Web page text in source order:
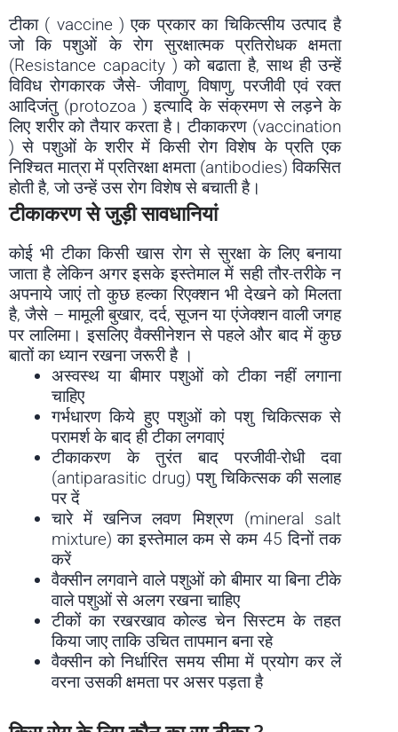
टीका ( vaccine ) एक प्रकार का चिकित्सीय उत्पाद है
जो कि पशुओं के रोग सुरक्षात्मक प्रतिरोधक क्षमता
(Resistance capacity ) को बढाता है, साथ ही उन्हें
विविध रोगकारक जैसे- जीवाणु, विषाणु, परजीवी एवं रक्त
आदिजंतु (protozoa ) इत्यादि के संक्रमण से लड़ने के
लिए शरीर को तैयार करता है। टीकाकरण (vaccination
) से पशुओं के शरीर में किसी रोग विशेष के प्रति एक
निश्चित मात्रा में प्रतिरक्षा क्षमता (antibodies) विकसित
होती है, जो उन्हें उस रोग विशेष से बचाती है।
टीकाकरण से जुड़ी सावधानियां
कोई भी टीका किसी खास रोग से सुरक्षा के लिए बनाया
जाता है लेकिन अगर इसके इस्तेमाल में सही तौर-तरीके न
अपनाये जाएं तो कुछ हल्का रिएक्शन भी देखने को मिलता
है, जैसे – मामूली बुखार, दर्द, सूजन या एंजेक्शन वाली जगह
पर लालिमा। इसलिए वैक्सीनेशन से पहले और बाद में कुछ
बातों का ध्यान रखना जरूरी है ।
अस्वस्थ या बीमार पशुओं को टीका नहीं लगाना
चाहिए
गर्भधारण किये हुए पशुओं को पशु चिकित्सक से
परामर्श के बाद ही टीका लगवाएं
टीकाकरण के तुरंत बाद परजीवी-रोधी दवा
(antiparasitic drug) पशु चिकित्सक की सलाह
पर दें
चारे में खनिज लवण मिश्रण (mineral salt
mixture) का इस्तेमाल कम से कम 45 दिनों तक
करें
वैक्सीन लगवाने वाले पशुओं को बीमार या बिना टीके
वाले पशुओं से अलग रखना चाहिए
टीकों का रखरखाव कोल्ड चेन सिस्टम के तहत
किया जाए ताकि उचित तापमान बना रहे
वैक्सीन को निर्धारित समय सीमा में प्रयोग कर लें
वरना उसकी क्षमता पर असर पड़ता है